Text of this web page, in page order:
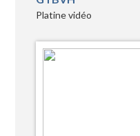
Platine vidéo